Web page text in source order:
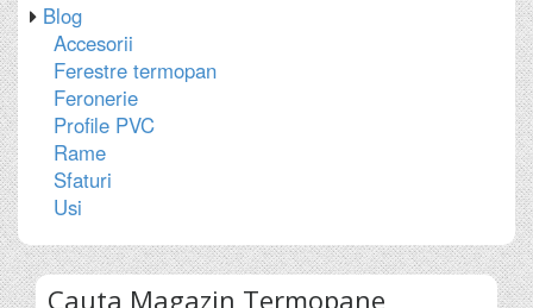
Blog
Accesorii
Ferestre termopan
Feronerie
Profile PVC
Rame
Sfaturi
Usi
Cauta Magazin Termopane